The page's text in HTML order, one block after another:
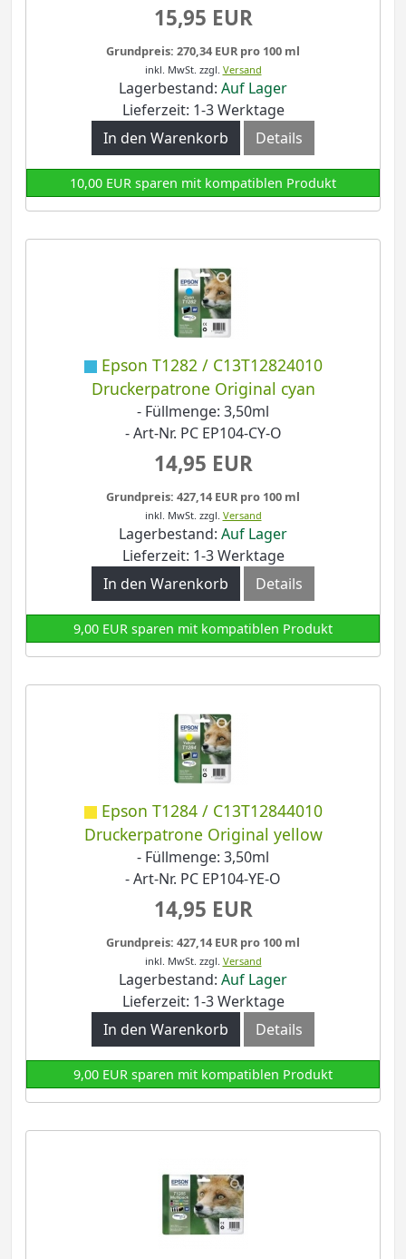
15,95 EUR
Grundpreis: 270,34 EUR pro 100 ml
inkl. MwSt. zzgl. Versand
Lagerbestand: Auf Lager
Lieferzeit: 1-3 Werktage
In den Warenkorb
Details
10,00 EUR sparen mit kompatiblen Produkt
Epson T1282 / C13T12824010
Druckerpatrone Original cyan
- Füllmenge: 3,50ml
- Art-Nr. PC EP104-CY-O
14,95 EUR
Grundpreis: 427,14 EUR pro 100 ml
inkl. MwSt. zzgl. Versand
Lagerbestand: Auf Lager
Lieferzeit: 1-3 Werktage
In den Warenkorb
Details
9,00 EUR sparen mit kompatiblen Produkt
Epson T1284 / C13T12844010
Druckerpatrone Original yellow
- Füllmenge: 3,50ml
- Art-Nr. PC EP104-YE-O
14,95 EUR
Grundpreis: 427,14 EUR pro 100 ml
inkl. MwSt. zzgl. Versand
Lagerbestand: Auf Lager
Lieferzeit: 1-3 Werktage
In den Warenkorb
Details
9,00 EUR sparen mit kompatiblen Produkt